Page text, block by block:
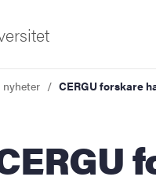
nyheter CERGU forskare
har